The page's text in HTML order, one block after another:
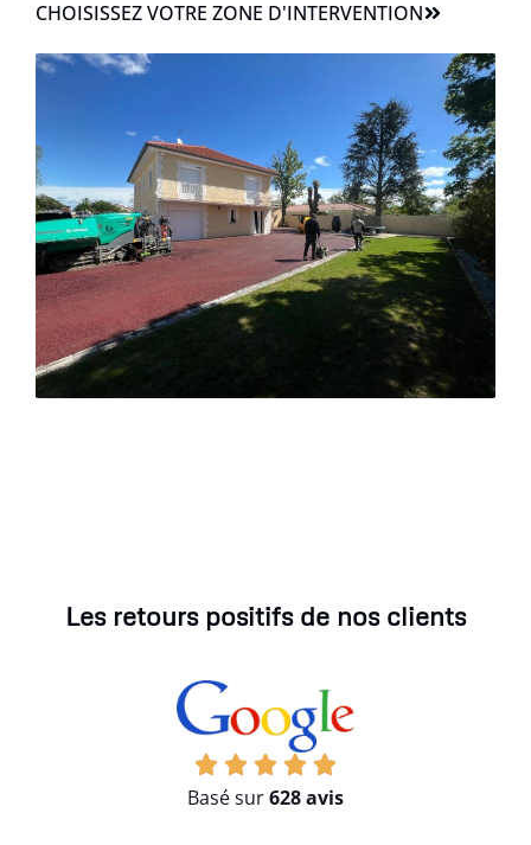
CHOISISSEZ VOTRE ZONE D'INTERVENTION
Les retours positifs de nos clients
Basé sur628 avis